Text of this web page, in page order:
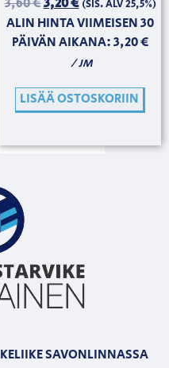
3,60€3,20€ (SIS. ALV 25,5%)
ALIN HINTA VIIMEISEN 30
PÄIVÄN AIKANA:3,20€
/ JM
LISÄÄ OSTOSKORIIN
SAVONLINNASSA